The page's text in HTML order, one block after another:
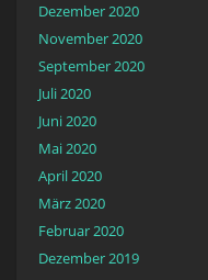
Dezember 2020
November 2020
September 2020
Juli 2020
Juni 2020
Mai 2020
April 2020
März 2020
Februar 2020
Dezember 2019